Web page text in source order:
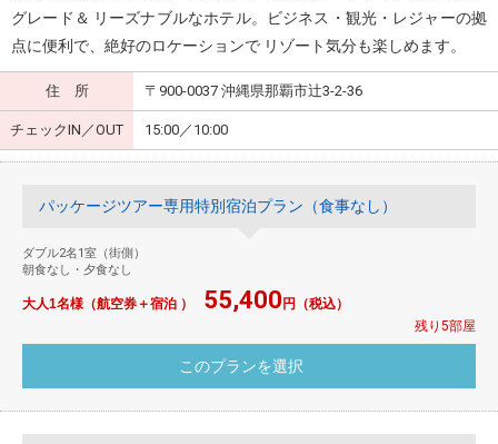
グレード＆ リーズナブルなホテル。ビジネス・観光・レジャーの拠
点に便利で、絶好のロケーションで リゾート気分も楽しめます。
住 所 〒900-0037 沖縄県那覇市辻3-2-36
チェックIN／OUT 15:00／10:00
パッケージツアー専用特別宿泊プラン（食事なし）
ダブル2名1室（街側）
朝食なし・夕食なし
大人1名様（航空券＋宿泊 ） 55,400 円（税込）
残り5部屋